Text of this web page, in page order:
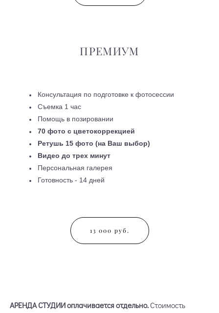
ПРЕМИУМ
Консультация по подготовке к фотосессии
Съемка 1 час
Помощь в позировании
70 фото с цветокоррекцией
Ретушь 15 фото (на Ваш выбор)
Видео до трех минут
Персональная галерея
Готовность - 14 дней
13 000 руб.
АРЕНДА СТУДИИ оплачивается отдельно. Стоимость